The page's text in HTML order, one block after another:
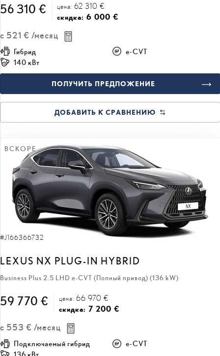
56 310 € цена: 62 310 €
скидка: 6 000 €
с 521 € /месяц
Гибрид
e-CVT
140 кВт
ПОЛУЧИТЬ ПРЕДЛОЖЕНИЕ
ДОБАВИТЬ К СРАВНЕНИЮ
ВСКОРЕ
#J166366732
LEXUS NX PLUG-IN HYBRID
Business Plus 2.5 LHD e-CVT (Полный привод) (136 kW)
59 770 € цена: 66 970 €
скидка: 7 200 €
с 553 € /месяц
Подключаемый гибрид
e-CVT
136 кВт